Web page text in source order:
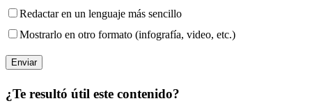
Redactar en un lenguaje más sencillo
Mostrarlo en otro formato (infografía, video, etc.)
¿Te resultó útil este contenido?